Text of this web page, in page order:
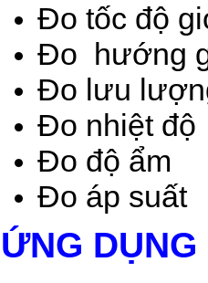
Đo tốc độ
Đo hướng
Đo lưu
Đo nhiệt độ
Đo độ ẩm
Đo áp suất
ỨNG DỤNG